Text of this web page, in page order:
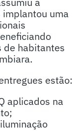
implantou uma
de habitantes
estão:
aplicados na